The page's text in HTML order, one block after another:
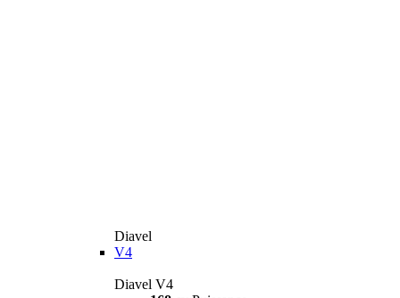
Diavel
V4
Diavel V4